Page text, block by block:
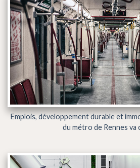
Emplois, développement durable et
du métro de Rennes va